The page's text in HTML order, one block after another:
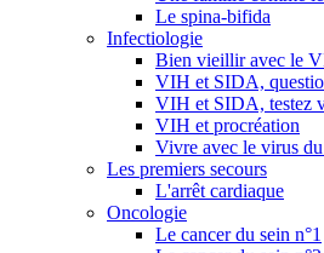
Le spina-bifida
Infectiologie
Bien vieillir avec le
VIH et SIDA,
VIH et SIDA, testez
VIH et procréation
Vivre avec le virus du
Les premiers secours
L'arrêt cardiaque
Oncologie
Le cancer du sein n°1